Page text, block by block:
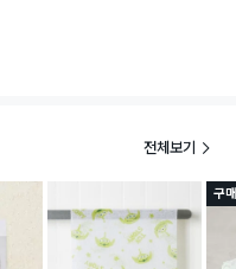
전체보기
구